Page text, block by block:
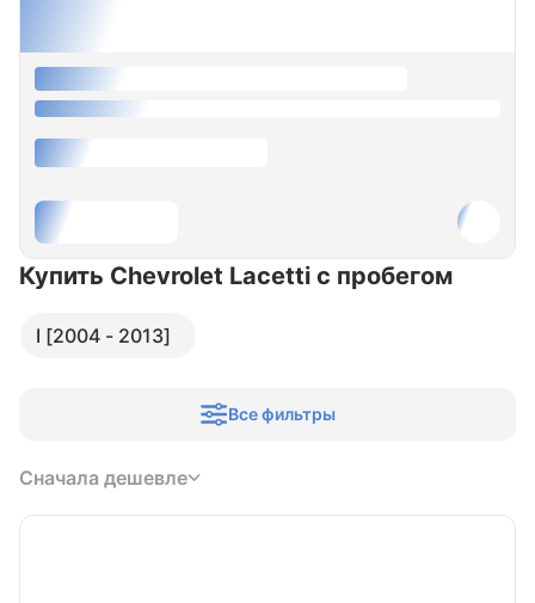
Купить Chevrolet Lacetti с пробегом
I [2004 - 2013]
Все фильтры
Сначала дешевле